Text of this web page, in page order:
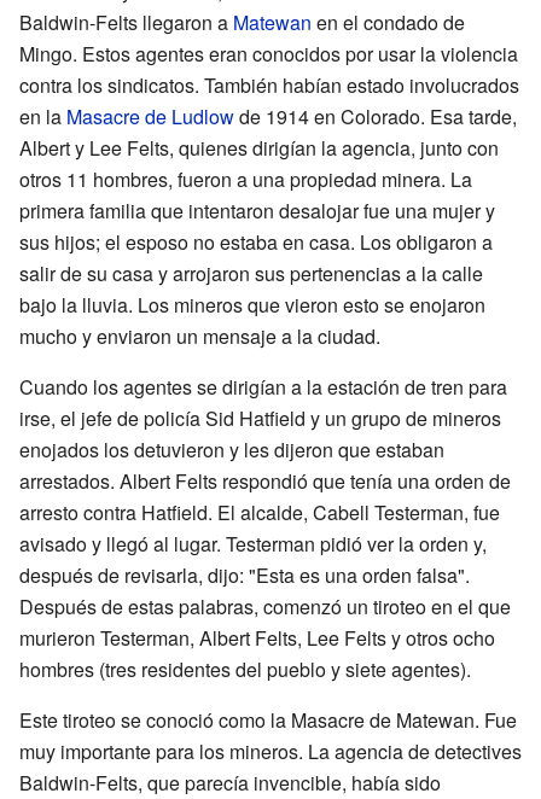
Baldwin-Felts llegaron a Matewan en el condado de
Mingo. Estos agentes eran conocidos por usar la violencia
contra los sindicatos. También habían estado involucrados
en la Masacre de Ludlowde 1914 en Colorado. Esa tarde,
Albert y Lee Felts, quienes dirigían la agencia, junto con
otros 11 hombres, fueron a una propiedad minera. La
primera familia que intentaron desalojar fue una mujer y
sus hijos; el esposo no estaba en casa. Los obligaron a
salir de su casa y arrojaron sus pertenencias a la calle
bajo la lluvia. Los mineros que vieron esto se enojaron
mucho y enviaron un mensaje a la ciudad.
Cuando los agentes se dirigían a la estación de tren para
irse, el jefe de policía Sid Hatfield y un grupo de mineros
enojados los detuvieron y les dijeron que estaban
arrestados. Albert Felts respondió que tenía una orden de
arresto contra Hatfield. El alcalde, Cabell Testerman, fue
avisado y llegó al lugar. Testerman pidió ver la orden y,
después de revisarla, dijo: "Esta es una orden falsa".
Después de estas palabras, comenzó un tiroteo en el que
murieron Testerman, Albert Felts, Lee Felts y otros ocho
hombres (tres residentes del pueblo y siete agentes).
Este tiroteo se conoció como la Masacre de Matewan. Fue
muy importante para los mineros. La agencia de detectives
Baldwin-Felts, que parecía invencible, había sido